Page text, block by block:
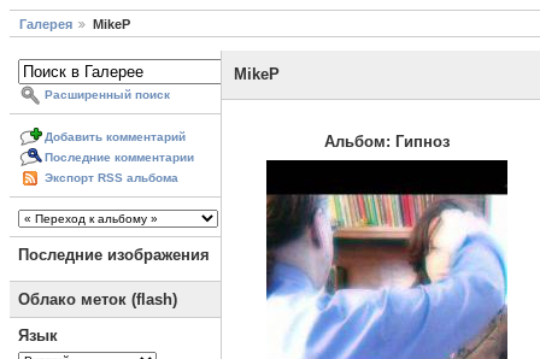
Галерея MikeP
Расширенный поиск
Добавить комментарий
Последние комментарии
Экспорт RSS альбома
Последние изображения
Облако меток (flash)
Язык
MikeP
Альбом: Гипноз